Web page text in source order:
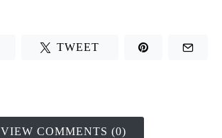
TWEET
VIEW COMMENTS (0)